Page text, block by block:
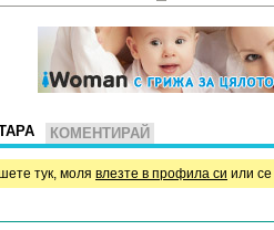
КОМЕНТИРАЙ
тук, моля влезте в профила си или се